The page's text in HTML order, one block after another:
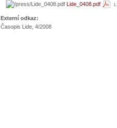
Lide_0408.pdf
Externí odkaz:
Časopis Lide, 4/2008